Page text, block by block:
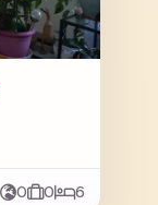
0 0 6